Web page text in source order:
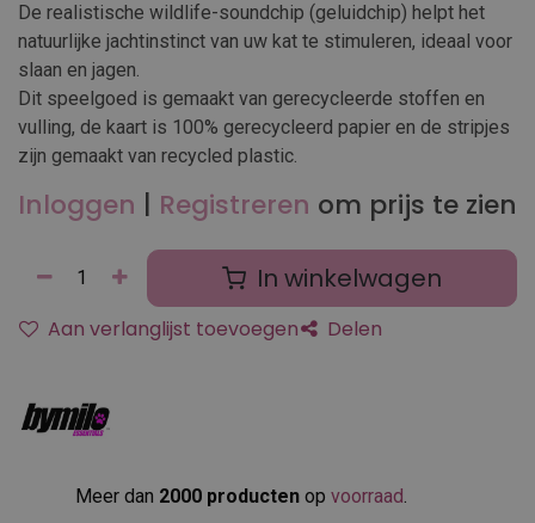
De realistische wildlife-soundchip (geluidchip) helpt het
natuurlijke jachtinstinct van uw kat te stimuleren, ideaal voor
slaan en jagen.
Dit speelgoed is gemaakt van gerecycleerde stoffen en
vulling, de kaart is 100% gerecycleerd papier en de stripjes
zijn gemaakt van recycled plastic.
Inloggen | Registreren om prijs te zien
In winkelwagen
Aan verlanglijst toevoegen Delen
Meer dan 2000 producten op voorraad